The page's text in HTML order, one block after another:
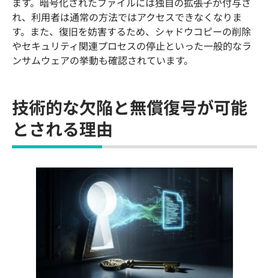
れ、利用者は通常の方法ではアクセスできなくなりま
す。また、復旧を妨害するため、シャドウコピーの削除
やセキュリティ関連プロセスの停止といった一般的なラ
ンサムウェアの挙動も確認されています。
技術的な欠陥と無償復号が可能
とされる理由